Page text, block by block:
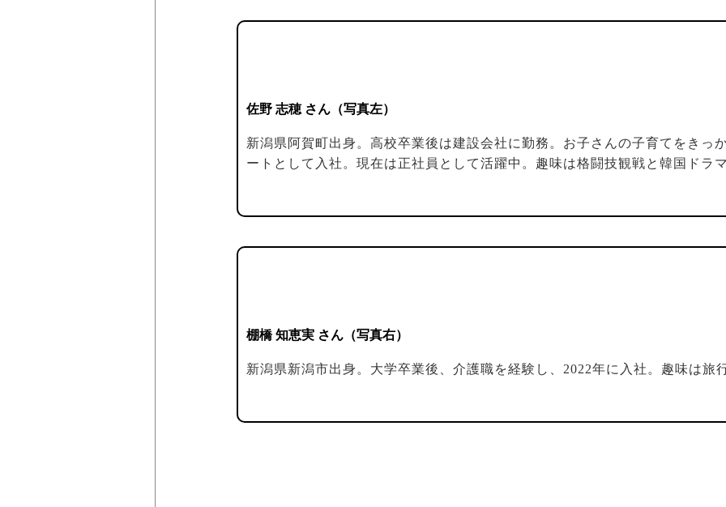
佐野 志穂 さん（写真左）
新潟県阿賀町出身。高校卒業後は建設会社に勤務。お子さんの子育てをきっ
ートとして入社。現在は正社員として活躍中。趣味は格闘技観戦と韓国ドラ
棚橋 知恵実 さん（写真右）
新潟県新潟市出身。大学卒業後、介護職を経験し、2022年に入社。趣味は旅